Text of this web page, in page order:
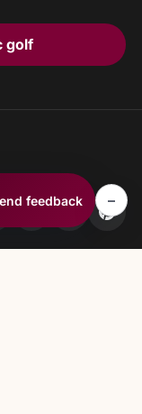
golf
feedback –